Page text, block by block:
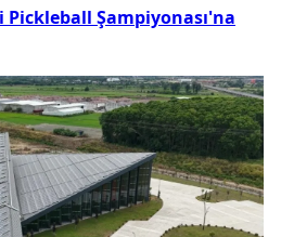
Şampiyonası'na